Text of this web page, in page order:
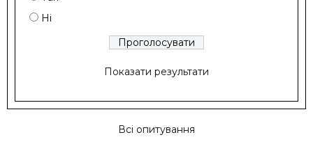
Ні
Показати результати
Всі опитування